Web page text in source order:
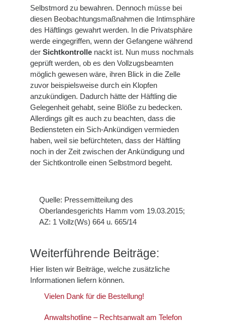
Selbstmord zu bewahren. Dennoch müsse bei
diesen Beobachtungsmaßnahmen die Intimsphäre
des Häftlings gewahrt werden. In die Privatsphäre
werde eingegriffen, wenn der Gefangene während
der Sichtkontrolle nackt ist. Nun muss nochmals
geprüft werden, ob es den Vollzugsbeamten
möglich gewesen wäre, ihren Blick in die Zelle
zuvor beispielsweise durch ein Klopfen
anzukündigen. Dadurch hätte der Häftling die
Gelegenheit gehabt, seine Blöße zu bedecken.
Allerdings gilt es auch zu beachten, dass die
Bediensteten ein Sich-Ankündigen vermieden
haben, weil sie befürchteten, dass der Häftling
noch in der Zeit zwischen der Ankündigung und
der Sichtkontrolle einen Selbstmord begeht.
Quelle: Pressemitteilung des
Oberlandesgerichts Hamm vom 19.03.2015;
AZ: 1 Vollz(Ws) 664 u. 665/14
Weiterführende Beiträge:
Hier listen wir Beiträge, welche zusätzliche
Informationen liefern können.
Vielen Dank für die Bestellung!
Anwaltshotline – Rechtsanwalt am Telefon